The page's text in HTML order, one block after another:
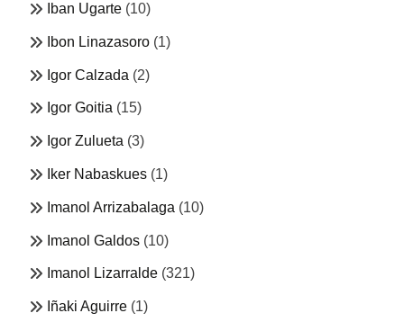
Iban Ugarte (10)
Ibon Linazasoro (1)
Igor Calzada (2)
Igor Goitia (15)
Igor Zulueta (3)
Iker Nabaskues (1)
Imanol Arrizabalaga (10)
Imanol Galdos (10)
Imanol Lizarralde (321)
Iñaki Aguirre (1)